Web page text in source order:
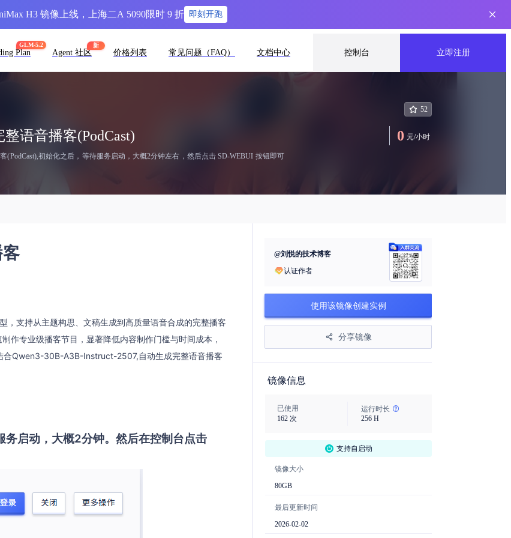
GLM-5.2
Plan
新
Agent 社区 价格列表 常见问题（FAQ） 文档中心 控制台 立即注册
语音播客(PodCast)
MOSS-TTSD结合Qwen3-30B-A3B-Instruct-2507,自动生成完整语音播客(PodCast),初始化之后，等待服务启动，大概2分钟左右，然后点击 SD-WEBUI 按钮即可
52
0 元/小时
支持从主题构思、文稿生成到高质量语音合成的完整播客
作专业级播客节目，显著降低内容制作门槛与时间成本，
合Qwen3-30B-A3B-Instruct-2507,自动生成完整语音播客
务启动，大概2分钟。然后在控制台点击
@刘悦的技术博客
认证作者
使用该镜像创建实例
分享镜像
镜像信息
已使用
162 次
运行时长
256H
支持自启动
镜像大小
80GB
最后更新时间
2026-02-02
H3 镜像上线，上海二A 5090限时 9 折 即刻开跑